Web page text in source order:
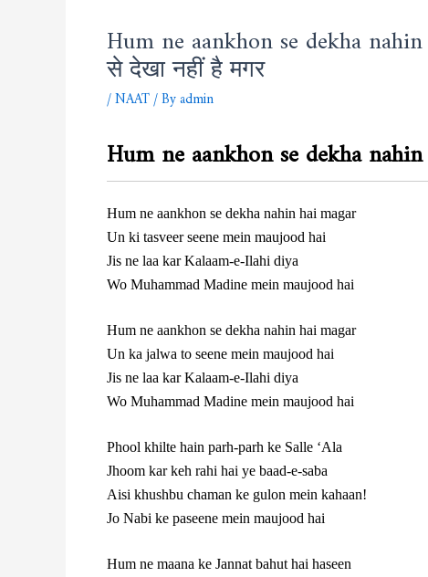
Hum ne aankhon se dekha
से देखा नहीं है मगर
/NAAT/ Byadmin
Hum ne aankhon se dekha
Hum ne aankhon se dekha nahin hai magar
Un ki tasveer seene mein maujood hai
Jis ne laa kar Kalaam-e-Ilahi diya
Wo Muhammad Madine mein maujood hai
Hum ne aankhon se dekha nahin hai magar
Un ka jalwa to seene mein maujood hai
Jis ne laa kar Kalaam-e-Ilahi diya
Wo Muhammad Madine mein maujood hai
Phool khilte hain parh-parh ke Salle ‘Ala
Jhoom kar keh rahi hai ye baad-e-saba
Aisi khushbu chaman ke gulon mein kahaan!
Jo Nabi ke paseene mein maujood hai
Hum ne maana ke Jannat bahut hai haseen